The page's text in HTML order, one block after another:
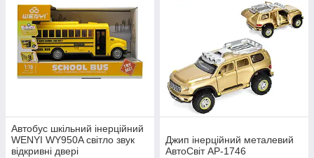
Автобус шкільний інерційний
WENYI WY950A світло звук
відкривні двері
Джип інерційний металевий
АвтоСвіт AP-1746